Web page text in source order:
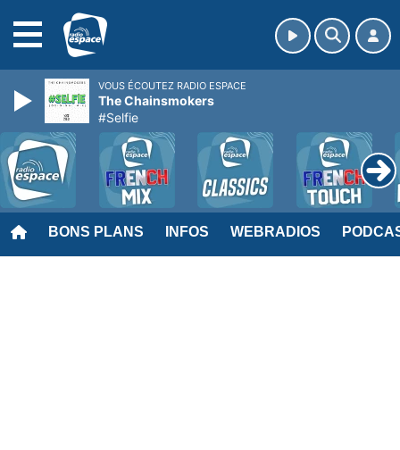
BONS PLANS INFOS WEBRADIOS
VOUS ÉCOUTEZ RADIO ESPACE
The Chainsmokers
#Selfie